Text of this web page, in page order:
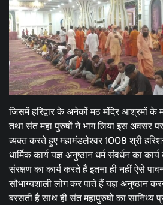
जिसमें हरिद्वार के अनेकों मठ मंदिर आश्रमों के
तथा संत महा पुरुषों ने भाग लिया इस अवसर
व्यक्त करते हुए महामंडलेश्वर 1008 श्री
धार्मिक कार्य यज्ञ अनुष्ठान धर्म संवर्धन का
संरक्षण का कार्य करते हैं इतना ही नहीं ऐसे
सौभाग्यशाली लोग कर पाते हैं यज्ञ अनुष्ठान
बरसती है साथ ही संत महापुरुषों का सानिध्य